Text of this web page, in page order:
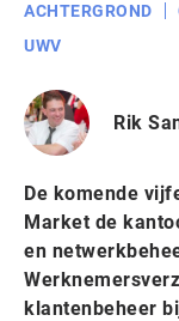
ACHTERGROND
UWV
Rik
De komende
Market de
en
klantenbeheer